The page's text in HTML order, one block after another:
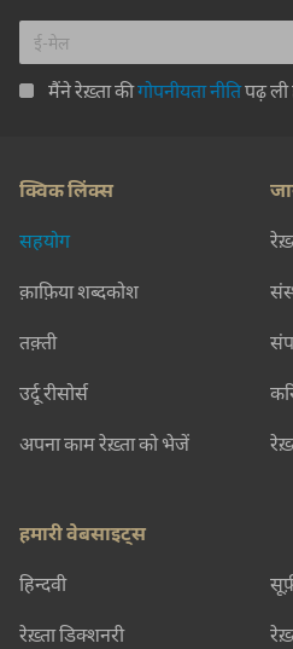
मैंने रेख़्ता कीगोपनीयता नीतिपढ़
क्विक लिंक्स
सहयोग
क़ाफ़िया शब्दकोश
तक़्ती
उर्दू रीसोर्स
अपना काम रेख़्ता को भेजें
हमारी वेबसाइट्स
हिन्दवी
रेख़्ता डिक्शनरी